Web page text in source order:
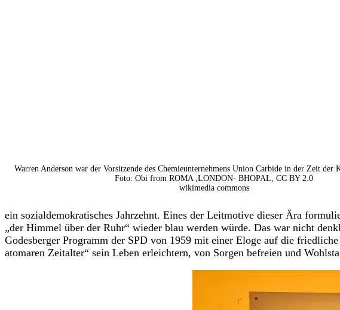
Warren Anderson war der Vorsitzende des Chemieunternehmens Union Carbide in der Zeit der
Foto: Obi from ROMA ,LONDON- BHOPAL, CC BY 2.0
wikimedia commons
ein sozialdemokratisches Jahrzehnt. Eines der Leitmotive dieser Ära
„der Himmel über der Ruhr“ wieder blau werden würde. Das war nicht
Godesberger Programm der SPD von 1959 mit einer Eloge auf die
atomaren Zeitalter“ sein Leben erleichtern, von Sorgen befreien und